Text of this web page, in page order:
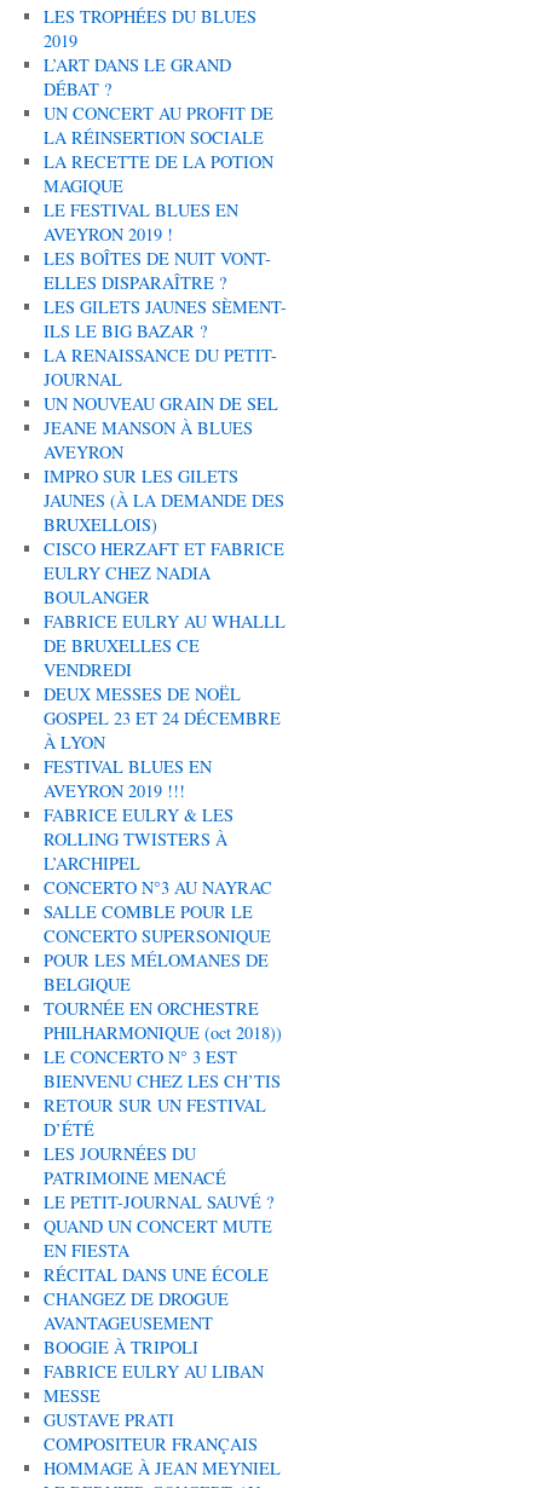
LES TROPHÉES DU BLUES
2019
L’ART DANS LE GRAND
DÉBAT ?
UN CONCERT AU PROFIT DE
LA RÉINSERTION SOCIALE
LA RECETTE DE LA POTION
MAGIQUE
LE FESTIVAL BLUES EN
AVEYRON 2019 !
LES BOÎTES DE NUIT VONT-
ELLES DISPARAÎTRE ?
LES GILETS JAUNES SÈMENT-
ILS LE BIG BAZAR ?
LA RENAISSANCE DU PETIT-
JOURNAL
UN NOUVEAU GRAIN DE SEL
JEANE MANSON À BLUES
AVEYRON
IMPRO SUR LES GILETS
JAUNES (À LA DEMANDE DES
BRUXELLOIS)
CISCO HERZAFT ET FABRICE
EULRY CHEZ NADIA
BOULANGER
FABRICE EULRY AU WHALLL
DE BRUXELLES CE
VENDREDI
DEUX MESSES DE NOËL
GOSPEL 23 ET 24 DÉCEMBRE
À LYON
FESTIVAL BLUES EN
AVEYRON 2019 !!!
FABRICE EULRY & LES
ROLLING TWISTERS À
L’ARCHIPEL
CONCERTO N°3 AU NAYRAC
SALLE COMBLE POUR LE
CONCERTO SUPERSONIQUE
POUR LES MÉLOMANES DE
BELGIQUE
TOURNÉE EN ORCHESTRE
PHILHARMONIQUE (oct 2018))
LE CONCERTO N° 3 EST
BIENVENU CHEZ LES CH’TIS
RETOUR SUR UN FESTIVAL
D’ÉTÉ
LES JOURNÉES DU
PATRIMOINE MENACÉ
LE PETIT-JOURNAL SAUVÉ ?
QUAND UN CONCERT MUTE
EN FIESTA
RÉCITAL DANS UNE ÉCOLE
CHANGEZ DE DROGUE
AVANTAGEUSEMENT
BOOGIE À TRIPOLI
FABRICE EULRY AU LIBAN
MESSE
GUSTAVE PRATI
COMPOSITEUR FRANÇAIS
HOMMAGE À JEAN MEYNIEL